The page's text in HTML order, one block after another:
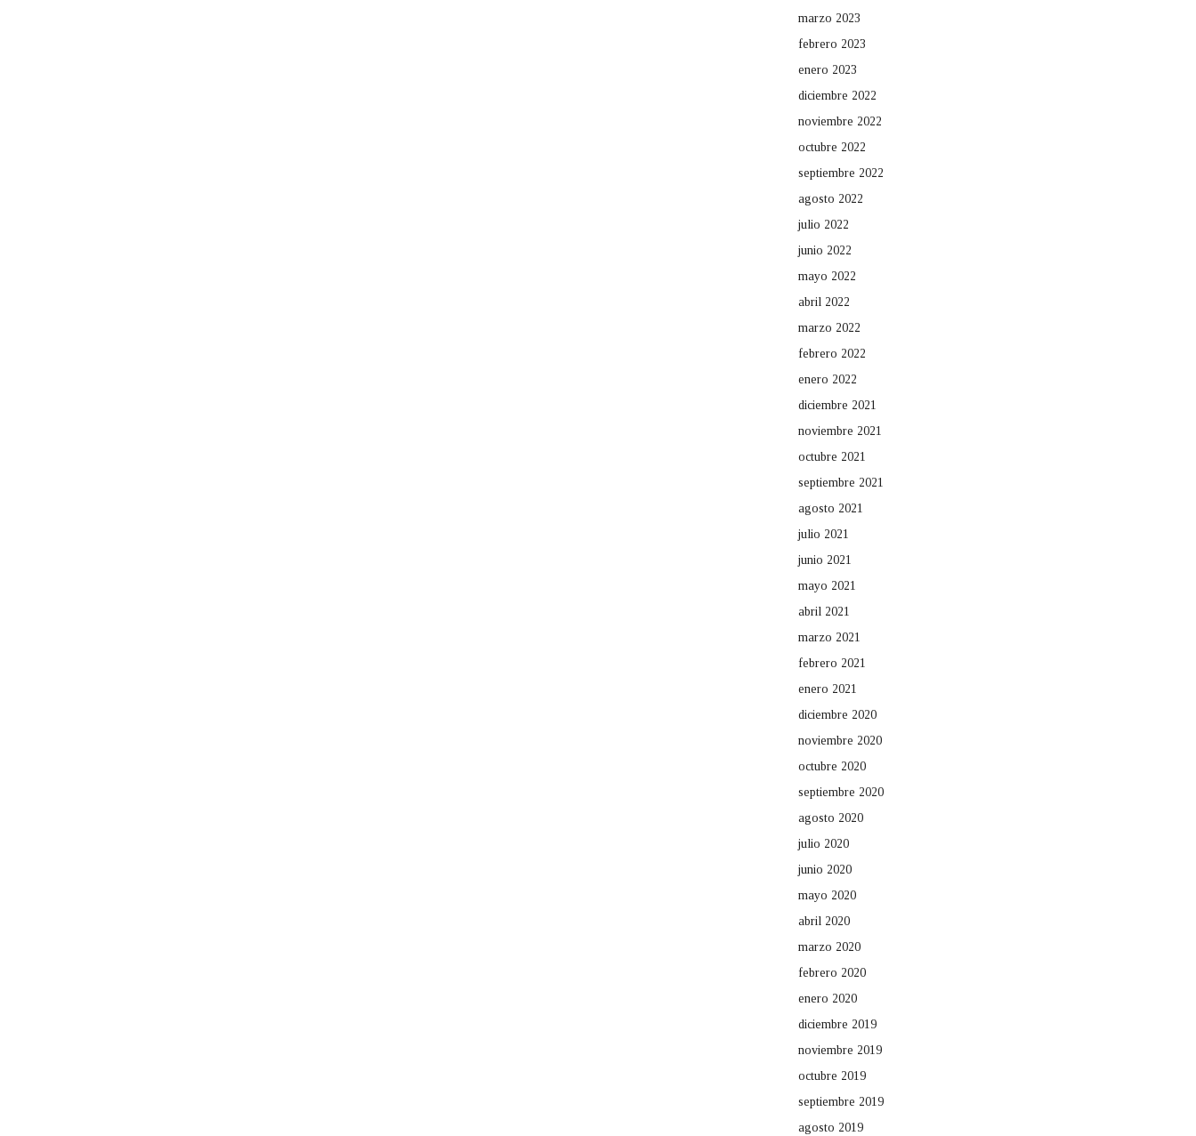
marzo 2023
febrero 2023
enero 2023
diciembre 2022
noviembre 2022
octubre 2022
septiembre 2022
agosto 2022
julio 2022
junio 2022
mayo 2022
abril 2022
marzo 2022
febrero 2022
enero 2022
diciembre 2021
noviembre 2021
octubre 2021
septiembre 2021
agosto 2021
julio 2021
junio 2021
mayo 2021
abril 2021
marzo 2021
febrero 2021
enero 2021
diciembre 2020
noviembre 2020
octubre 2020
septiembre 2020
agosto 2020
julio 2020
junio 2020
mayo 2020
abril 2020
marzo 2020
febrero 2020
enero 2020
diciembre 2019
noviembre 2019
octubre 2019
septiembre 2019
agosto 2019